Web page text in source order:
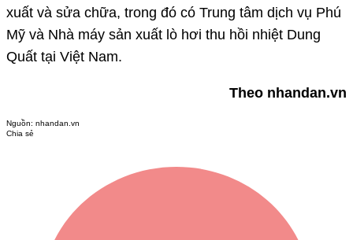
xuất và sửa chữa, trong đó có Trung tâm dịch vụ Phú
Mỹ và Nhà máy sản xuất lò hơi thu hồi nhiệt Dung
Quất tại Việt Nam.
Theo nhandan.vn
Nguồn: nhandan.vn
Chia sẻ